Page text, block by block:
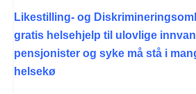
Likestilling- og
gratis helsehjelp til ulovlige
pensjonister og syke må stå i
helsekø